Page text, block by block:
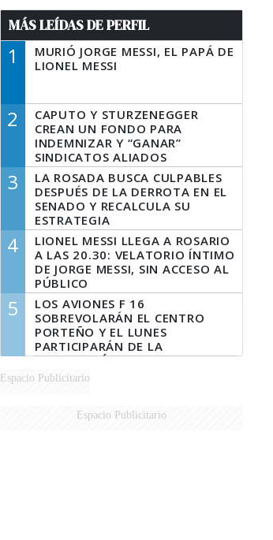
MÁS LEÍDAS DE PERFIL
1
MURIÓ JORGE MESSI, EL PAPÁ DE
LIONEL MESSI
2
CAPUTO Y STURZENEGGER
CREAN UN FONDO PARA
INDEMNIZAR Y “GANAR”
SINDICATOS ALIADOS
3
LA ROSADA BUSCA CULPABLES
DESPUÉS DE LA DERROTA EN EL
SENADO Y RECALCULA SU
ESTRATEGIA
4
LIONEL MESSI LLEGA A ROSARIO
A LAS 20.30: VELATORIO ÍNTIMO
DE JORGE MESSI, SIN ACCESO AL
PÚBLICO
5
LOS AVIONES F 16
SOBREVOLARÁN EL CENTRO
PORTEÑO Y EL LUNES
PARTICIPARÁN DE LA
CELEBRACIÓN DE LA FUERZA
AÉREA
Espacio Publicitario
Espacio Publicitario